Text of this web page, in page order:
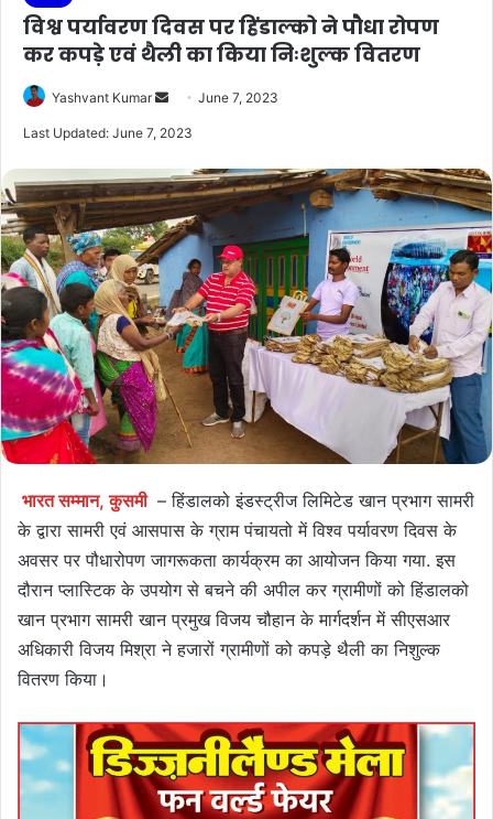
विश्व पर्यावरण दिवस पर हिंडाल्को ने पौधा रोपण
कर कपड़े एवं थैली का किया निःशुल्क वितरण
Yashvant Kumar
Send June 7, 2023
Last Updated: June 7, 2023
भारत सम्मान, कुसमी – हिंडालको इंडस्ट्रीज लिमिटेड खान प्रभाग सामरी
के द्वारा सामरी एवं आसपास के ग्राम पंचायतो में विश्व पर्यावरण दिवस के
अवसर पर पौधारोपण जागरूकता कार्यक्रम का आयोजन किया गया. इस
दौरान प्लास्टिक के उपयोग से बचने की अपील कर ग्रामीणों को हिंडालको
खान प्रभाग सामरी खान प्रमुख विजय चौहान के मार्गदर्शन में सीएसआर
अधिकारी विजय मिश्रा ने हजारों ग्रामीणों को कपड़े थैली का निशुल्क
वितरण किया।